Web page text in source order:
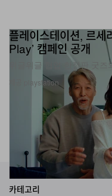
플레이스테이션, 르
Play’ 캠페인 공개
위글위글 협업 한정판 굿
제공 playstation
카테고리